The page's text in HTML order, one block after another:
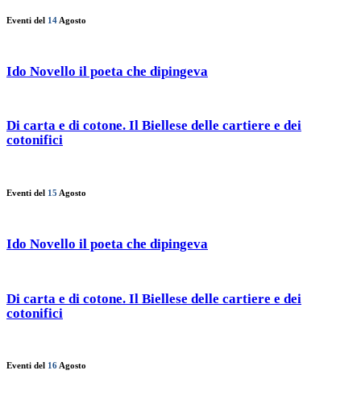
Eventi del 14 Agosto
Ido Novello il poeta che dipingeva
Di carta e di cotone. Il Biellese delle cartiere e dei
cotonifici
Eventi del 15 Agosto
Ido Novello il poeta che dipingeva
Di carta e di cotone. Il Biellese delle cartiere e dei
cotonifici
Eventi del 16 Agosto